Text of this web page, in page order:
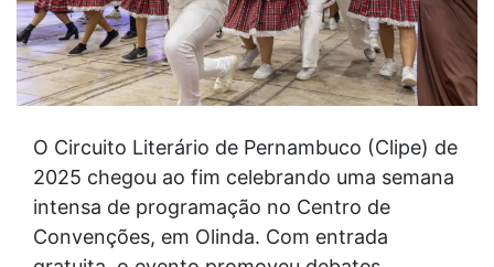
O Circuito Literário de Pernambuco (Clipe) de
2025 chegou ao fim celebrando uma semana
intensa de programação no Centro de
Convenções, em Olinda. Com entrada